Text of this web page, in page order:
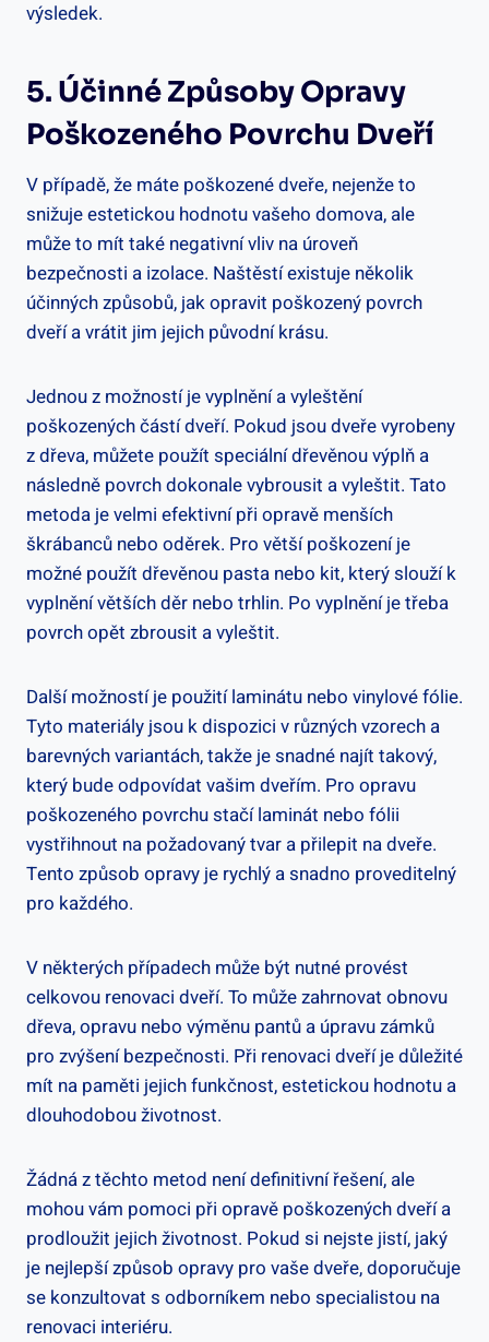
výsledek.
5. Účinné Způsoby Opravy
Poškozeného Povrchu Dveří
V případě, že máte poškozené dveře, nejenže to
snižuje estetickou hodnotu vašeho domova, ale
může to mít také negativní vliv na úroveň
bezpečnosti a izolace. Naštěstí existuje několik
účinných způsobů, jak opravit poškozený povrch
dveří a vrátit jim jejich původní krásu.
Jednou z možností je vyplnění a vyleštění
poškozených částí dveří. Pokud jsou dveře vyrobeny
z dřeva, můžete použít speciální dřevěnou výplň a
následně povrch dokonale vybrousit a vyleštit. Tato
metoda je velmi efektivní při opravě menších
škrábanců nebo oděrek. Pro větší poškození je
možné použít dřevěnou pasta nebo kit, který slouží k
vyplnění větších děr nebo trhlin. Po vyplnění je třeba
povrch opět zbrousit a vyleštit.
Další možností je použití laminátu nebo vinylové fólie.
Tyto materiály jsou k dispozici v různých vzorech a
barevných variantách, takže je snadné najít takový,
který bude odpovídat vašim dveřím. Pro opravu
poškozeného povrchu stačí laminát nebo fólii
vystřihnout na požadovaný tvar a přilepit na dveře.
Tento způsob opravy je rychlý a snadno proveditelný
pro každého.
V některých případech může být nutné provést
celkovou renovaci dveří. To může zahrnovat obnovu
dřeva, opravu nebo výměnu pantů a úpravu zámků
pro zvýšení bezpečnosti. Při renovaci dveří je důležité
mít na paměti jejich funkčnost, estetickou hodnotu a
dlouhodobou životnost.
Žádná z těchto metod není definitivní řešení, ale
mohou vám pomoci při opravě poškozených dveří a
prodloužit jejich životnost. Pokud si nejste jistí, jaký
je nejlepší způsob opravy pro vaše dveře, doporučuje
se konzultovat s odborníkem nebo specialistou na
renovaci interiéru.